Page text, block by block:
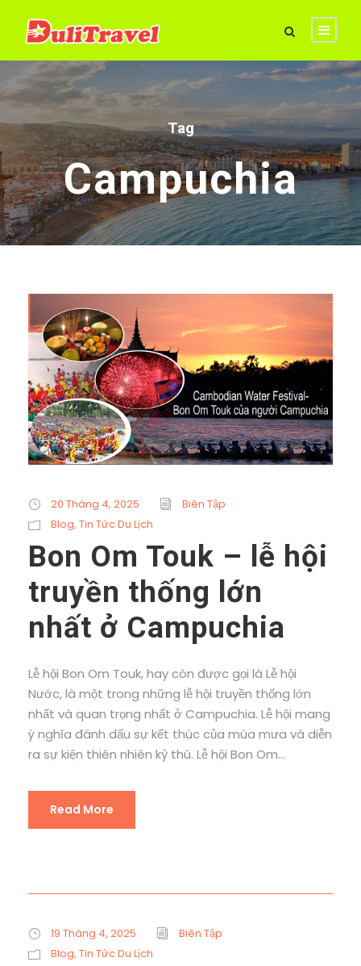
Tag
Campuchia
20 Tháng 4, 2025
Biên Tập
Blog, Tin Tức Du Lịch
Bon Om Touk – lễ hội
truyền thống lớn
nhất ở Campuchia
Lễ hội Bon Om Touk, hay còn được gọi là Lễ hội
Nước, là một trong những lễ hội truyền thống lớn
nhất và quan trọng nhất ở Campuchia. Lễ hội mang
ý nghĩa đánh dấu sự kết thúc của mùa mưa và diễn
ra sự kiện thiên nhiên kỳ thú. Lễ hội Bon Om...
Read More
19 Tháng 4, 2025
Biên Tập
Blog, Tin Tức Du Lịch